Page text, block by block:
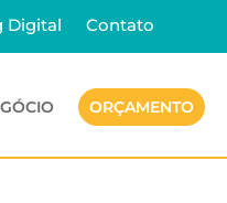
Digital Contato
ORÇAMENTO